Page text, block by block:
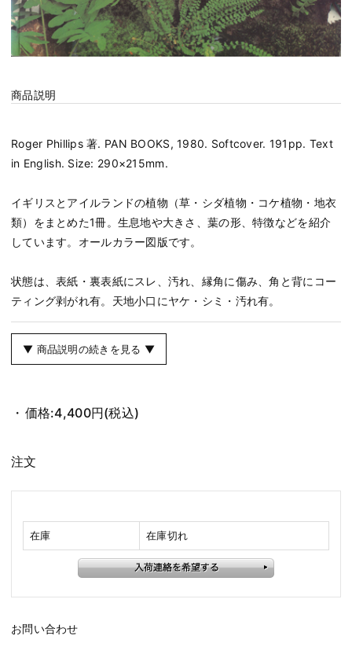
商品説明
Roger Phillips 著. PAN BOOKS, 1980. Softcover. 191pp. Text
in English. Size: 290×215mm.
イギリスとアイルランドの植物（草・シダ植物・コケ植物・地衣
類）をまとめた1冊。生息地や大きさ、葉の形、特徴などを紹介
しています。オールカラー図版です。
状態は、表紙・裏表紙にスレ、汚れ、縁角に傷み、角と背にコー
ティング剥がれ有。天地小口にヤケ・シミ・汚れ有。
▼ 商品説明の続きを見る ▼
価格:4,400円(税込)
注文
在庫 在庫切れ
お問い合わせ